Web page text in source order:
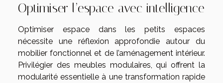
Optimiser l’espace avec intelligence
Optimiser espace dans les petits espaces
nécessite une réflexion approfondie autour du
mobilier fonctionnel et de l’aménagement intérieur.
Privilégier des meubles modulaires, qui offrent la
modularité essentielle à une transformation rapide